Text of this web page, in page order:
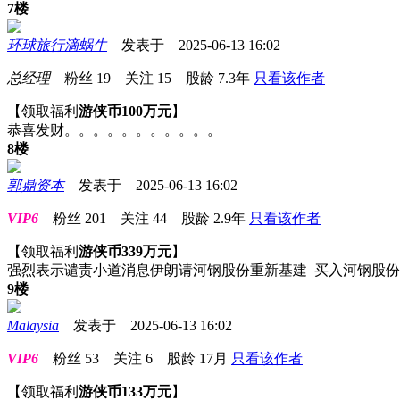
7楼
环球旅行滴蜗牛发表于 2025-06-13 16:02
总经理粉丝 19 关注 15 股龄 7.3年 只看该作者
【领取福利 游侠币100万元】
恭喜发财。。。。。。。。。。。
8楼
郭鼎资本发表于 2025-06-13 16:02
VIP6 粉丝 201 关注 44 股龄 2.9年 只看该作者
【领取福利 游侠币339万元】
强烈表示谴责小道消息伊朗请河钢股份重新基建 买入河钢股
9楼
Malaysia 发表于 2025-06-13 16:02
VIP6 粉丝 53 关注 6 股龄 17月 只看该作者
【领取福利 游侠币133万元】